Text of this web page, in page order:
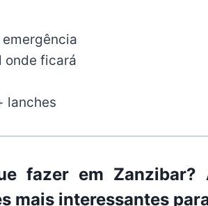
onde ficará
lanches
fazer em Zanzibar?
mais interessantes